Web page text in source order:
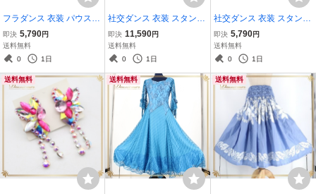
フラダンス 衣装 パウスカ
ート ブラック系 ブルー系
ツートンカラー シンプル
シングル きれい 上品 大人
い
即決 5,790円
送料無料
0
1日
社交ダンス 衣装 スタンダ
ードドレス ドレス ワンピ
ース 青 花柄 パーティ 伸
縮 光沢 サテン 軽い ブル
ススタイル
即決 11,590円
送料無料
0
1日
社交ダンス 衣装 スタンダ
ード スカート レッスンウ
ェア レディース オールシ
ーズン PAPILLON パピヨ
ンプル
即決 5,790円
送料無料
0
1日
送料無料 送料無料 送料無料